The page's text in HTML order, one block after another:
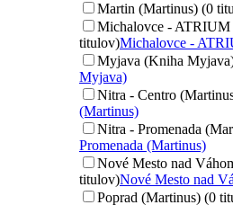
Martin (Martinus) (0
Michalovce - ATRIUM
titulov)Michalovce -
Myjava (Kniha
Myjava)
Nitra - Centro
(Martinus)
Nitra - Promenada
Promenada (Martinus)
Nové Mesto nad
titulov)Nové Mesto nad
Poprad (Martinus) (0